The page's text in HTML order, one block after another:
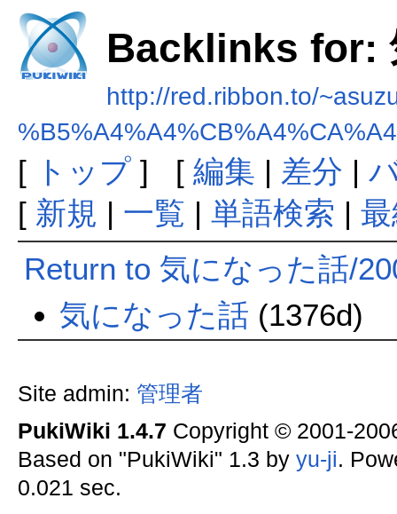
Backlinks for:
http://red.ribbon.to/
[ トップ] [ 編集 | 差分 |
[ 新規 | 一覧 | 単語検索 |
Return to 気になった話/
気になった話 (1376d)
Site admin: 管理者
PukiWiki 1.4.7 Copyright © 2001-
Based on "PukiWiki" 1.3 by yu-ji.
0.021 sec.